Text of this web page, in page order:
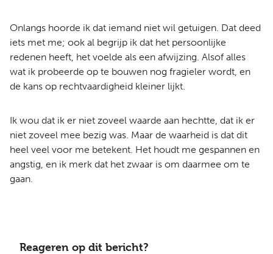
Onlangs hoorde ik dat iemand niet wil getuigen. Dat deed
iets met me; ook al begrijp ik dat het persoonlijke
redenen heeft, het voelde als een afwijzing. Alsof alles
wat ik probeerde op te bouwen nog fragieler wordt, en
de kans op rechtvaardigheid kleiner lijkt.
Ik wou dat ik er niet zoveel waarde aan hechtte, dat ik er
niet zoveel mee bezig was. Maar de waarheid is dat dit
heel veel voor me betekent. Het houdt me gespannen en
angstig, en ik merk dat het zwaar is om daarmee om te
gaan.
Reageren op dit bericht?